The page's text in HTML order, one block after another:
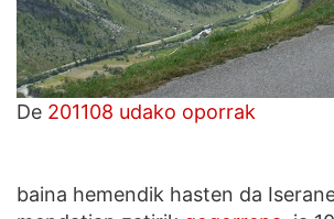
De 201108 udako oporrak
baina hemendik hasten da